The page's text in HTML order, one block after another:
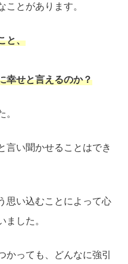
とがあります。
と、
幸せと言えるのか？
言い聞かせることはでき
思い込むことによって心
した。
かっても、どんなに強引